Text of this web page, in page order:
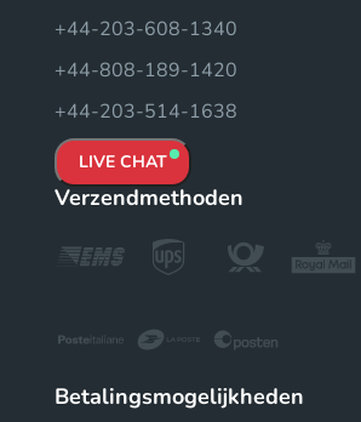
+44-203-608-1340
+44-808-189-1420
+44-203-514-1638
LIVE CHAT
Verzendmethoden
Betalingsmogelijkheden